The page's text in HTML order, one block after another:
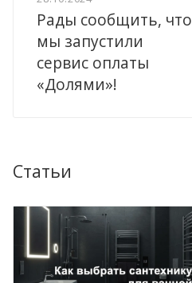
Рады сообщить, что
мы запустили
сервис оплаты
«Долями»!
Статьи